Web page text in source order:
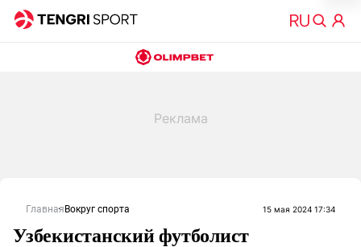
Главная Вокруг спорта 15 мая 2024 17:34
Узбекистанский футболист